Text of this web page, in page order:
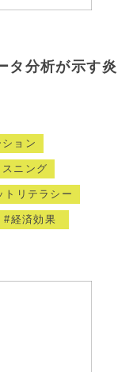
タ分析が示す炎
ョン
ニング
トリテラシー
経済効果